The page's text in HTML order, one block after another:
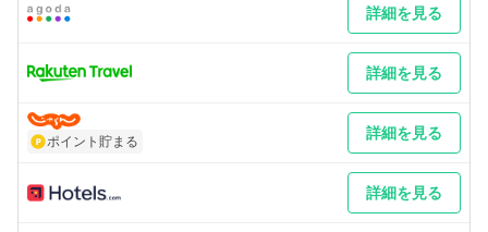
詳細を見る
詳細を見る
ポイント貯まる 詳細を見る
詳細を見る